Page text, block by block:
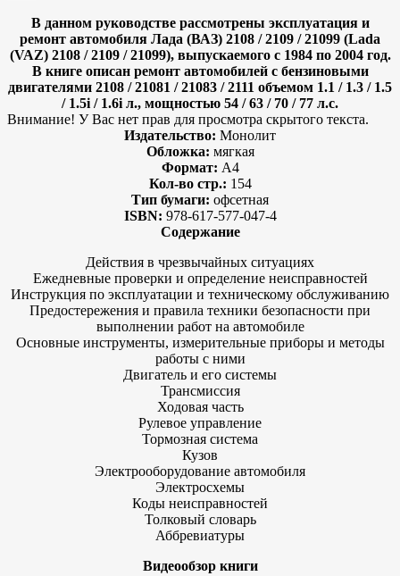
В данном руководстве рассмотрены эксплуатация и
ремонт автомобиля Лада (ВАЗ) 2108 / 2109 / 21099 (Lada
(VAZ) 2108 / 2109 / 21099), выпускаемого с 1984 по 2004 год.
В книге описан ремонт автомобилей с бензиновыми
двигателями 2108 / 21081 / 21083 / 2111 объемом 1.1 / 1.3 / 1.5
/ 1.5i / 1.6i л., мощностью 54 / 63 / 70 / 77 л.с.
Внимание! У Вас нет прав для просмотра скрытого текста.
Издательство: Монолит
Обложка: мягкая
Формат: А4
Кол-во стр.: 154
Тип бумаги: офсетная
ISBN: 978-617-577-047-4
Содержание
Действия в чрезвычайных ситуациях
Ежедневные проверки и определение неисправностей
Инструкция по эксплуатации и техническому обслуживанию
Предостережения и правила техники безопасности при
выполнении работ на автомобиле
Основные инструменты, измерительные приборы и методы
работы с ними
Двигатель и его системы
Трансмиссия
Ходовая часть
Рулевое управление
Тормозная система
Кузов
Электрооборудование автомобиля
Электроcхемы
Коды неисправностей
Толковый словарь
Аббревиатуры
Видеообзор книги